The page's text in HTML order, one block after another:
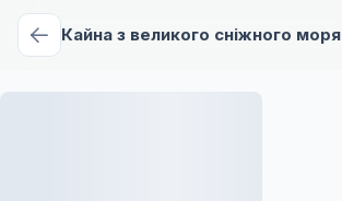
Кайна з великого сніжного моря